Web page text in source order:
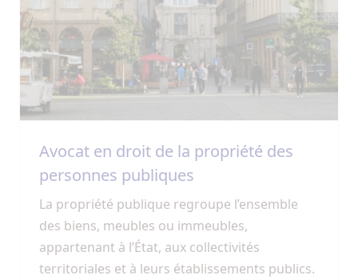
Avocat en droit de la propriété des
personnes publiques
La propriété publique regroupe l’ensemble
des biens, meubles ou immeubles,
appartenant à l’État, aux collectivités
territoriales et à leurs établissements publics.